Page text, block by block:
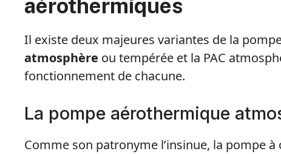
aérothermiques
Il existe deux majeures variantes de la
atmosphère ou tempérée et la PAC
fonctionnement de chacune.
La pompe aérothermique
Comme son patronyme l’insinue, la pompe